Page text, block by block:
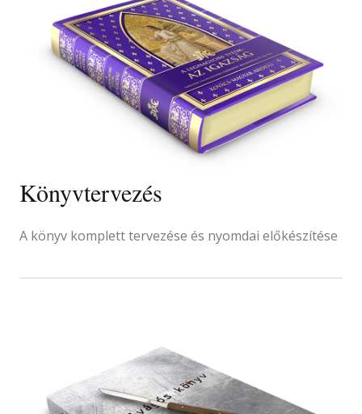
Könyvtervezés
A könyv komplett tervezése és nyomdai előkészítése